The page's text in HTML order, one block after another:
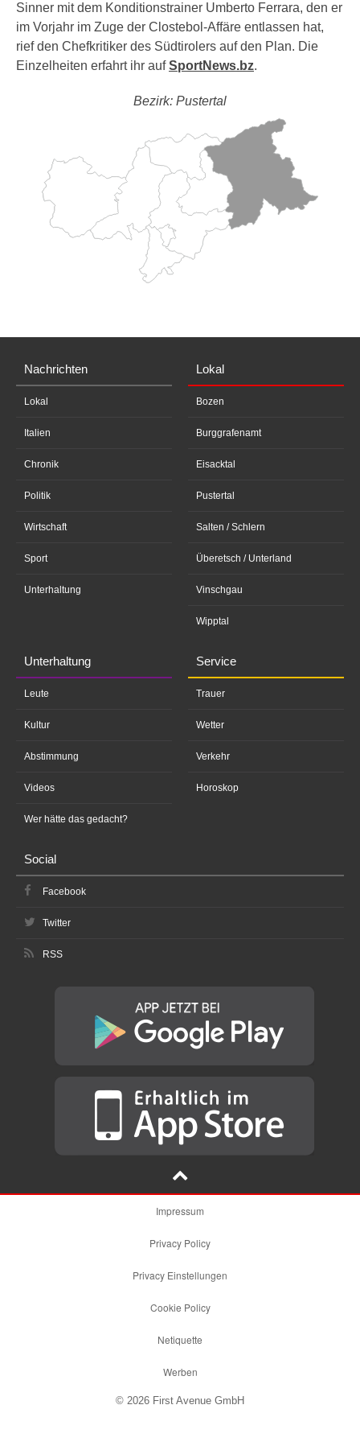
Sinner mit dem Konditionstrainer Umberto Ferrara, den er
im Vorjahr im Zuge der Clostebol-Affäre entlassen hat,
rief den Chefkritiker des Südtirolers auf den Plan. Die
Einzelheiten erfahrt ihr aufSportNews.bz.
Bezirk: Pustertal
Nachrichten
Lokal
Italien
Chronik
Politik
Wirtschaft
Sport
Unterhaltung
Lokal
Bozen
Burggrafenamt
Eisacktal
Pustertal
Salten / Schlern
Überetsch / Unterland
Vinschgau
Wipptal
Unterhaltung
Leute
Kultur
Abstimmung
Videos
Wer hätte das gedacht?
Service
Trauer
Wetter
Verkehr
Horoskop
Social
Facebook
Twitter
RSS
Impressum
Privacy Policy
Privacy Einstellungen
Cookie Policy
Netiquette
Werben
© 2026 First Avenue GmbH